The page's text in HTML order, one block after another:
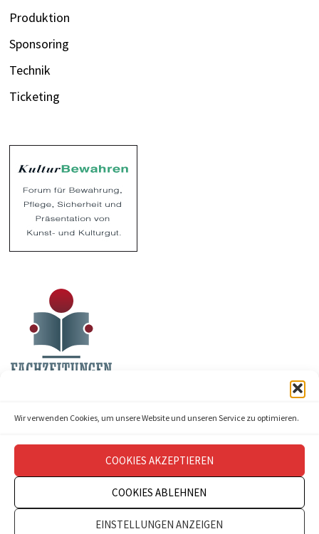
Wir verwenden Cookies, um unsere Website und unseren Service zu optimieren.
COOKIES AKZEPTIEREN
COOKIES ABLEHNEN
EINSTELLUNGEN ANZEIGEN
Produktion
Sponsoring
Technik
Ticketing
Copyright © 2026theatermanagement aktuell.